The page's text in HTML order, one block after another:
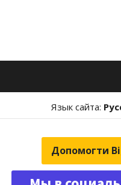
Язык сайта:
Допомогти